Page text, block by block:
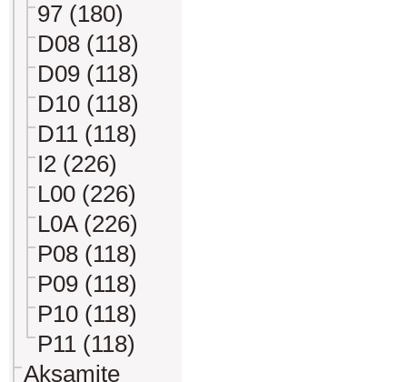
97 (180)
D08 (118)
D09 (118)
D10 (118)
D11 (118)
I2 (226)
L00 (226)
L0A (226)
P08 (118)
P09 (118)
P10 (118)
P11 (118)
Aksamite